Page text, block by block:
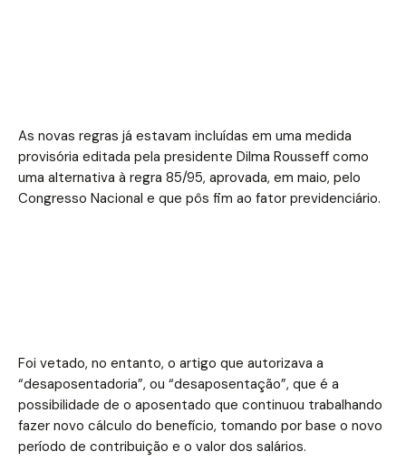
As novas regras já estavam incluídas em uma medida
provisória editada pela presidente Dilma Rousseff como
uma alternativa à regra 85/95, aprovada, em maio, pelo
Congresso Nacional e que pôs fim ao fator previdenciário.
Foi vetado, no entanto, o artigo que autorizava a
“desaposentadoria”, ou “desaposentação”, que é a
possibilidade de o aposentado que continuou trabalhando
fazer novo cálculo do benefício, tomando por base o novo
período de contribuição e o valor dos salários.